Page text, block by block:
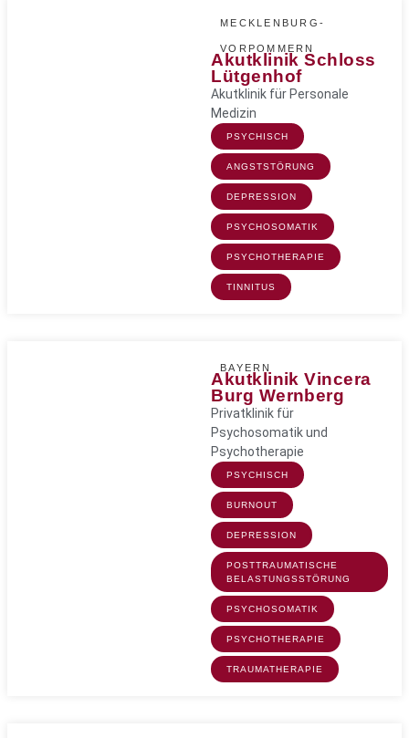
MECKLENBURG-
VORPOMMERN
Akutklinik Schloss
Lütgenhof
Akutklinik für Personale
Medizin
PSYCHISCH
ANGSTSTÖRUNG
DEPRESSION
PSYCHOSOMATIK
PSYCHOTHERAPIE
TINNITUS
BAYERN
Akutklinik Vincera
Burg Wernberg
Privatklinik für
Psychosomatik und
Psychotherapie
PSYCHISCH
BURNOUT
DEPRESSION
POSTTRAUMATISCHE
BELASTUNGSSTÖRUNG
PSYCHOSOMATIK
PSYCHOTHERAPIE
TRAUMATHERAPIE